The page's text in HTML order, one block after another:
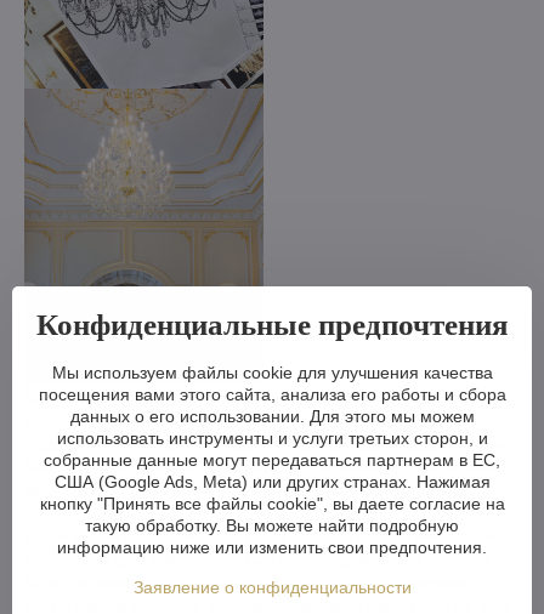
Мы можем сделать хрустальную люстру меньше или
больше, изменить кронштейны, количество лампочек,
укоротить или удлинить цепь - возможности практически
безграничны. А если вам этого недостаточно, мы можем
изготовить хрустальную люстру по вашему проекту.
Если вы не выбрали люстру из нашего ассортимента, мы
изготовим для вас полностью индивидуальную люстру.
Все, что вам нужно, - это рисунок или даже картинка/
Конфиденциальные предпочтения
Мы используем файлы cookie для улучшения качества
посещения вами этого сайта, анализа его работы и сбора
данных о его использовании. Для этого мы можем
использовать инструменты и услуги третьих сторон, и
собранные данные могут передаваться партнерам в ЕС,
США (Google Ads, Meta) или других странах. Нажимая
кнопку "Принять все файлы cookie", вы даете согласие на
такую обработку. Вы можете найти подробную
информацию ниже или изменить свои предпочтения.
Заявление о конфиденциальности